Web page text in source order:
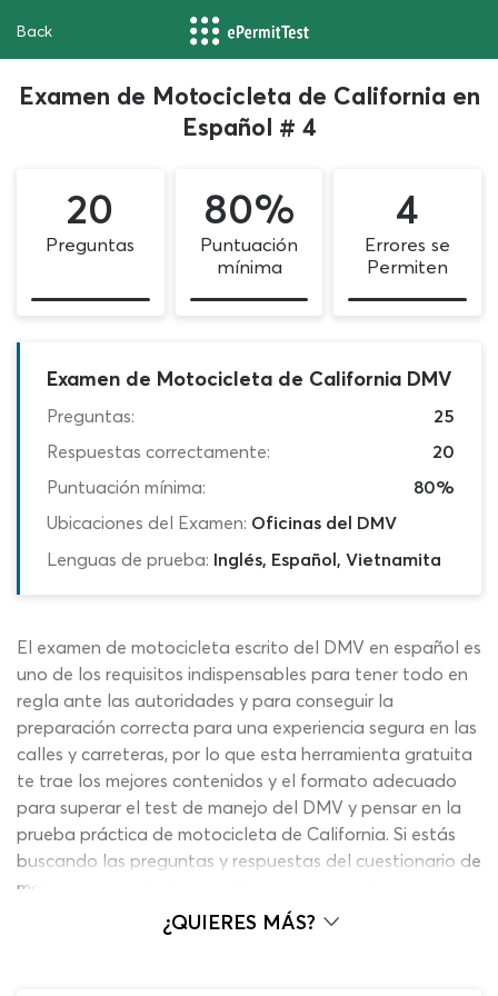
Back
Examen de Motocicleta de California en
Español # 4
20
Preguntas
80%
Puntuación
mínima
4
Errores se
Permiten
Examen de Motocicleta de California DMV
Preguntas:
25
Respuestas correctamente:
20
Puntuación mínima:
80%
Ubicaciones del Examen: Oficinas del DMV
Lenguas de prueba: Inglés, Español, Vietnamita
El examen de motocicleta escrito del DMV en español es
uno de los requisitos indispensables para tener todo en
regla ante las autoridades y para conseguir la
preparación correcta para una experiencia segura en las
calles y carreteras, por lo que esta herramienta gratuita
te trae los mejores contenidos y el formato adecuado
para superar el test de manejo del DMV y pensar en la
prueba práctica de motocicleta de California. Si estás
buscando las preguntas y respuestas del cuestionario de
motocicleta en California 2026, estás en el lugar
indicado ya que aquí te presentamos los temas más
importantes con un sistema de calificación al instante
¿QUIERES MÁS?